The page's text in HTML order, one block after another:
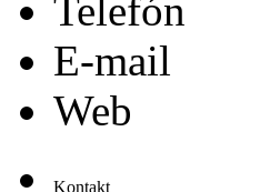
Telefón
E-mail
Web
Kontakt